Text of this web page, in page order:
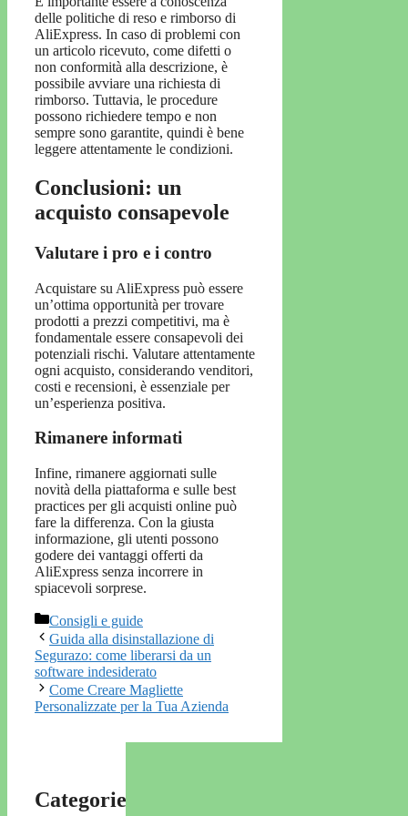
delle politiche di reso e rimborso di
AliExpress. In caso di problemi con
un articolo ricevuto, come difetti o
non conformità alla descrizione, è
possibile avviare una richiesta di
rimborso. Tuttavia, le procedure
possono richiedere tempo e non
sempre sono garantite, quindi è bene
leggere attentamente le condizioni.
Conclusioni: un
acquisto consapevole
Valutare i pro e i contro
Acquistare su AliExpress può essere
un’ottima opportunità per trovare
prodotti a prezzi competitivi, ma è
fondamentale essere consapevoli dei
potenziali rischi. Valutare attentamente
ogni acquisto, considerando venditori,
costi e recensioni, è essenziale per
un’esperienza positiva.
Rimanere informati
Infine, rimanere aggiornati sulle
novità della piattaforma e sulle best
practices per gli acquisti online può
fare la differenza. Con la giusta
informazione, gli utenti possono
godere dei vantaggi offerti da
AliExpress senza incorrere in
spiacevoli sorprese.
Categorie
Consigli e guide
Guida alla disinstallazione di
Segurazo: come liberarsi da un
software indesiderato
Come Creare Magliette
Personalizzate per la Tua Azienda
Categorie